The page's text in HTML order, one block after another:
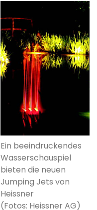
Ein beeindruckendes
Wasserschauspiel
bieten die neuen
Jumping Jets von
Heissner
(Fotos: Heissner AG)